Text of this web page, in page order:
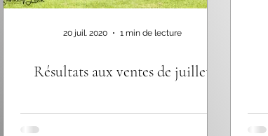
Résultats aux ventes de juillet
20 juil. 2020 1 min de lecture